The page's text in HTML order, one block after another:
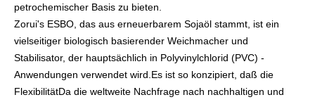
petrochemischer Basis zu bieten.
Zorui's ESBO, das aus erneuerbarem Sojaöl stammt, ist ein
vielseitiger biologisch basierender Weichmacher und
Stabilisator, der hauptsächlich in Polyvinylchlorid (PVC) -
Anwendungen verwendet wird.Es ist so konzipiert, daß die
FlexibilitätDa die weltweite Nachfrage nach nachhaltigen und